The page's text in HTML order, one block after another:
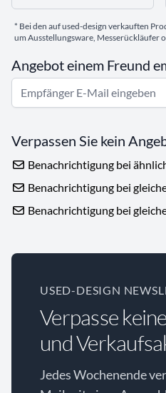
* Bei den auf used-design verkauften
um Ausstellungsware, Messerückläufer
Angebot einem Freund
Verpassen Sie kein
Benachrichtigung bei
Benachrichtigung bei
Benachrichtigung bei
USED-DESIGN
Verpasse
und
Jedes Wochenende